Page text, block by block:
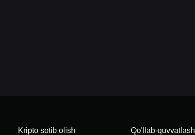
Kripto sotib olish Qo'llab-quvvatlash